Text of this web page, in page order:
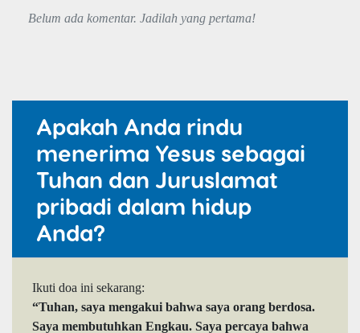
Belum ada komentar. Jadilah yang pertama!
Apakah Anda rindu
menerima Yesus sebagai
Tuhan dan Juruslamat
pribadi dalam hidup
Anda?
Ikuti doa ini sekarang:
“Tuhan, saya mengakui bahwa saya orang berdosa.
Saya membutuhkan Engkau. Saya percaya bahwa